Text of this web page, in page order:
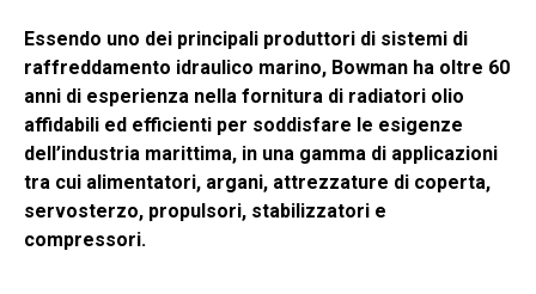
Essendo uno dei principali produttori di sistemi di
raffreddamento idraulico marino, Bowman ha oltre 60
anni di esperienza nella fornitura di radiatori olio
affidabili ed efficienti per soddisfare le esigenze
dell’industria marittima, in una gamma di applicazioni
tra cui alimentatori, argani, attrezzature di coperta,
servosterzo, propulsori, stabilizzatori e
compressori.